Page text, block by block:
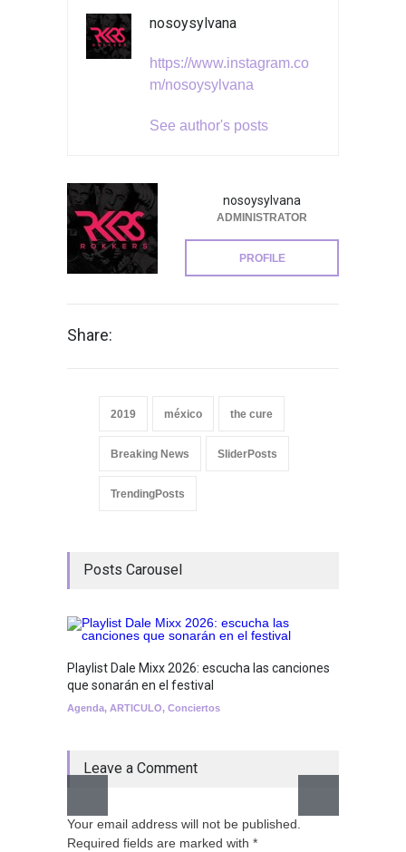
nosoysylvana
https://www.instagram.co
m/nosoysylvana
See author's posts
nosoysylvana
ADMINISTRATOR
PROFILE
Share:
2019 méxico the cure
Breaking News SliderPosts
TrendingPosts
Posts Carousel
Playlist Dale Mixx 2026: escucha las canciones
que sonarán en el festival
Agenda, ARTICULO, Conciertos
Leave a Comment
Your email address will not be published.
Required fields are marked with *